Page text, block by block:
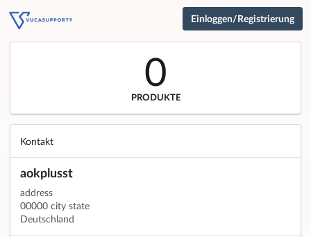
Einloggen/Registrierung
0
PRODUKTE
Kontakt
aokplusst
address
00000 city state
Deutschland